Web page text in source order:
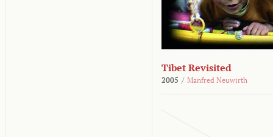
Tibet Revisited
2005 / Manfred Neuwirth